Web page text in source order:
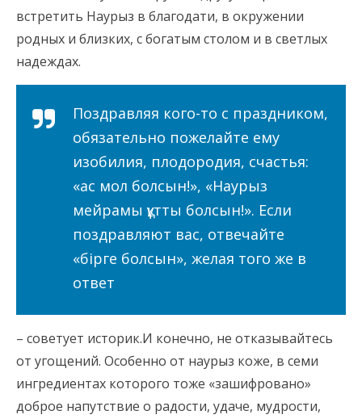
встретить Наурыз в благодати, в окружении
родных и близких, с богатым столом и в светлых
надеждах.
Поздравляя кого-то с праздником,
обязательно пожелайте ему
изобилия, плодородия, счастья:
«ас мол болсын!», «Наурыз
мейрамы құтты болсын!». Если
поздравляют вас, отвечайте
«бірге болсын», желая того же в
ответ
– советует историк.И конечно, не отказывайтесь
от угощений. Особенно от наурыз коже, в семи
ингредиентах которого тоже «зашифровано»
доброе напутствие о радости, удаче, мудрости,